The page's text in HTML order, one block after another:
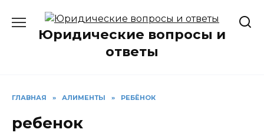
содержаниюЮридические вопросы и
ответы
ГЛАВНАЯ » АЛИМЕНТЫ » РЕБЁНОК
ребенок